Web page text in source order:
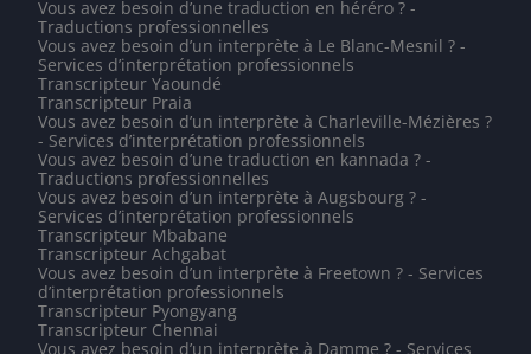
Vous avez besoin d’une traduction en héréro ? -
Traductions professionnelles
Vous avez besoin d’un interprète à Le Blanc-Mesnil ? -
Services d’interprétation professionnels
Transcripteur Yaoundé
Transcripteur Praia
Vous avez besoin d’un interprète à Charleville-Mézières ?
- Services d’interprétation professionnels
Vous avez besoin d’une traduction en kannada ? -
Traductions professionnelles
Vous avez besoin d’un interprète à Augsbourg ? -
Services d’interprétation professionnels
Transcripteur Mbabane
Transcripteur Achgabat
Vous avez besoin d’un interprète à Freetown ? - Services
d’interprétation professionnels
Transcripteur Pyongyang
Transcripteur Chennai
Vous avez besoin d’un interprète à Damme ? - Services